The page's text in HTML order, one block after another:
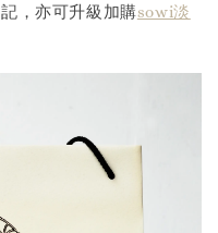
，亦可升級加購sowi淡